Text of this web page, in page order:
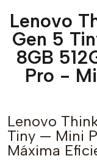
Lenovo
Gen 5
8GB
Pro -
Lenovo
Tiny — Mini
Máxima